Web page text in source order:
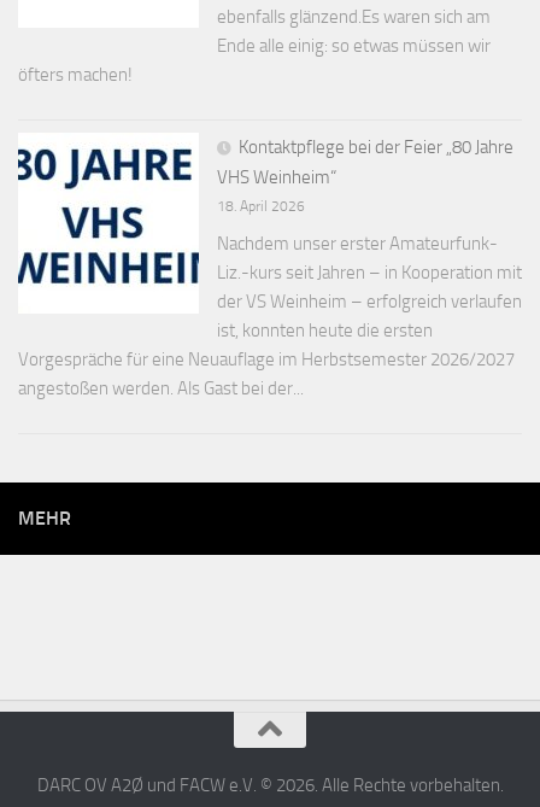
ebenfalls glänzend.Es waren sich am
Ende alle einig: so etwas müssen wir
öfters machen!
Kontaktpflege bei der Feier „80 Jahre
VHS Weinheim“
18. April 2026
Nachdem unser erster Amateurfunk-
Liz.-kurs seit Jahren – in Kooperation mit
der VS Weinheim – erfolgreich verlaufen
ist, konnten heute die ersten
Vorgespräche für eine Neuauflage im Herbstsemester 2026/2027
angestoßen werden. Als Gast bei der...
MEHR
DARC OV A2Ø und FACW e.V. © 2026. Alle Rechte vorbehalten.